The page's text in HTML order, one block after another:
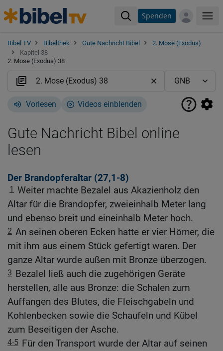
Spenden
Bibel TV Bibelthek Gute Nachricht Bibel
2. Mose (Exodus)
Kapitel 38
2. Mose (Exodus) 38
Vorlesen Videos einblenden
Gute Nachricht Bibel online
lesen
Der Brandopferaltar (27,1-8)
1 Weiter machte Bezalel aus Akazienholz den
Altar für die Brandopfer, zweieinhalb Meter lang
und ebenso breit und eineinhalb Meter hoch.
2 An seinen oberen Ecken hatte er vier Hörner, die
mit ihm aus einem Stück gefertigt waren. Der
ganze Altar wurde außen mit Bronze überzogen.
3 Bezalel ließ auch die zugehörigen Geräte
herstellen, alle aus Bronze: die Schalen zum
Auffangen des Blutes, die Fleischgabeln und
Kohlenbecken sowie die Schaufeln und Kübel
zum Beseitigen der Asche.
4-5 Für den Transport wurde der Altar auf seinen